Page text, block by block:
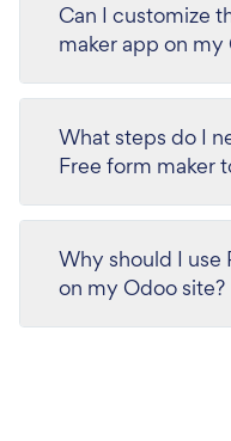
Can I customize
maker app on my
What steps do I
Free form maker
Why should I use
on my Odoo site?